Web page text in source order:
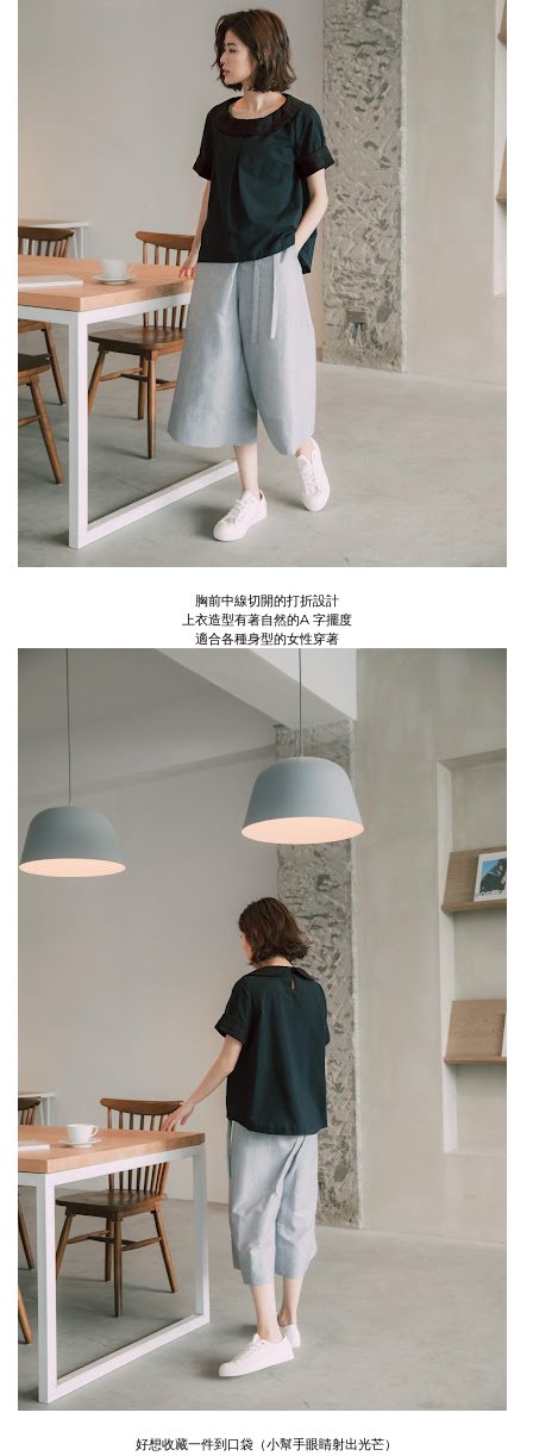
胸前中線切開的打折設計
上衣造型有著自然的A 字擺度
適合各種身型的女性穿著
好想收藏一件到口袋（小幫手眼睛射出光芒）